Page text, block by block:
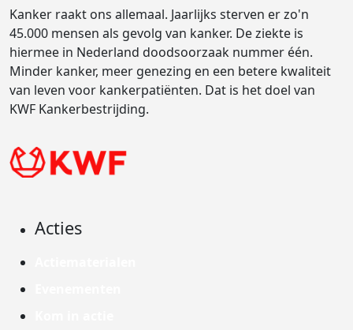
Kanker raakt ons allemaal. Jaarlijks sterven er zo'n
45.000 mensen als gevolg van kanker. De ziekte is
hiermee in Nederland doodsoorzaak nummer één.
Minder kanker, meer genezing en een betere kwaliteit
van leven voor kankerpatiënten. Dat is het doel van
KWF Kankerbestrijding.
Acties